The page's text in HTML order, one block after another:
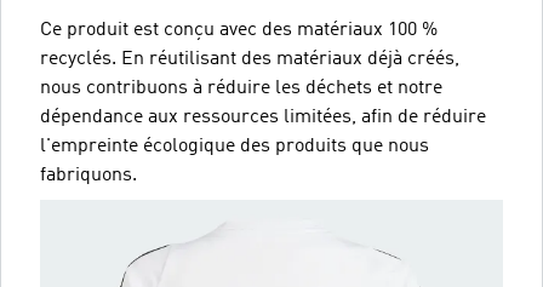
Ce produit est conçu avec des matériaux 100 %
recyclés. En réutilisant des matériaux déjà créés,
nous contribuons à réduire les déchets et notre
dépendance aux ressources limitées, afin de réduire
l'empreinte écologique des produits que nous
fabriquons.